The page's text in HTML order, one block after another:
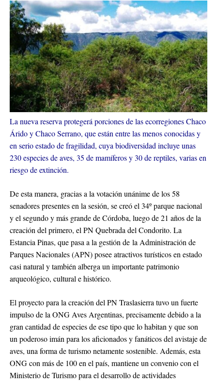
La nueva reserva protegerá porciones de las ecorregiones Chaco
Árido y Chaco Serrano, que están entre las menos conocidas y
en serio estado de fragilidad, cuya biodiversidad incluye unas
230 especies de aves, 35 de mamíferos y 30 de reptiles, varias en
riesgo de extinción.
De esta manera, gracias a la votación unánime de los 58
senadores presentes en la sesión, se creó el 34º parque nacional
y el segundo y más grande de Córdoba, luego de 21 años de la
creación del primero, el PN Quebrada del Condorito. La
Estancia Pinas, que pasa a la gestión de la Administración de
Parques Nacionales (APN) posee atractivos turísticos en estado
casi natural y también alberga un importante patrimonio
arqueológico, cultural e histórico.
El proyecto para la creación del PN Traslasierra tuvo un fuerte
impulso de la ONG Aves Argentinas, precisamente debido a la
gran cantidad de especies de ese tipo que lo habitan y que son
un poderoso imán para los aficionados y fanáticos del avistaje de
aves, una forma de turismo netamente sostenible. Además, esta
ONG con más de 100 en el país, mantiene un convenio con el
Ministerio de Turismo para el desarrollo de actividades